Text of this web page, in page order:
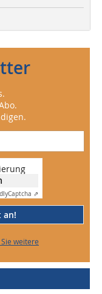
Captcha ⇗
an!
weitere